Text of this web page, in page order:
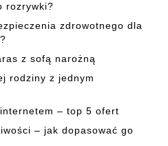
rozrywki?
zdrowotnego dla
z sofą narożną
rodziny z jednym
– top 5 ofert
– jak dopasować go